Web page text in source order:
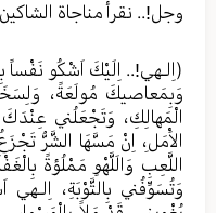
وجل!.. نقرأ مناجاة
(اِلـهي!.. اِلَيْكَ اَشْكُو نَفْساً
وَبِمَعاصيكَ مُولَعَةً،
الْمَهالِكِ، وَتَجْعَلُني
الاَْمَلِ، اِنْ مَسَّهَا الشَّرُّ
اللَّعِبِ وَالَلَّهْوِ مَمْلُؤةً
وَتُسَوِّفُني بِالتَّوْبَةِ،